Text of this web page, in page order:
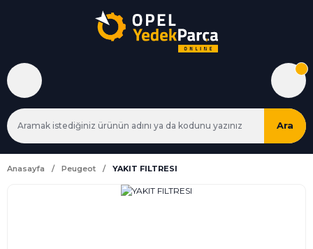
Ara
Anasayfa Peugeot YAKIT FILTRESI